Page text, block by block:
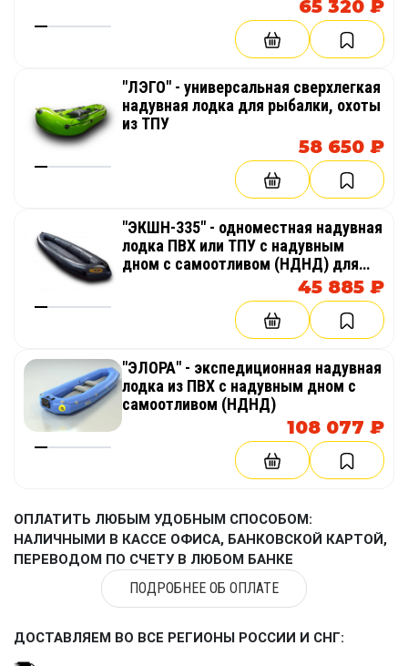
65 320 ₽
"ЛЭГО" - универсальная сверхлегкая
надувная лодка для рыбалки, охоты
из ТПУ
58 650 ₽
"ЭКШН-335" - одноместная надувная
лодка ПВХ или ТПУ с надувным
дном с самоотливом (НДНД) для
45 885 ₽
"ЭЛОРА" - экспедиционная надувная
лодка из ПВХ с надувным дном с
самоотливом (НДНД)
108 077 ₽
ОПЛАТИТЬ ЛЮБЫМ УДОБНЫМ СПОСОБОМ:
НАЛИЧНЫМИ В КАССЕ ОФИСА, БАНКОВСКОЙ КАРТОЙ,
ПЕРЕВОДОМ ПО СЧЕТУ В ЛЮБОМ БАНКЕ
ПОДРОБНЕЕ ОБ ОПЛАТЕ
ДОСТАВЛЯЕМ ВО ВСЕ РЕГИОНЫ РОССИИ И СНГ: